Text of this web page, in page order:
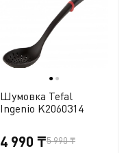
● ●
Шумовка Tefal
Ingenio K2060314
4 990 ₸5 990 ₸